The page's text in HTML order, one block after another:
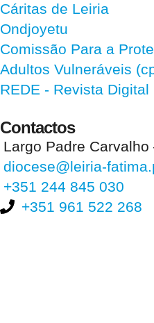
Cáritas de Leiria
Ondjoyetu
Comissão Para a
Adultos Vulneráveis
REDE - Revista Digital
Contactos
Largo Padre
diocese@leiria-
+351 244 845 030
+351 961 522 268